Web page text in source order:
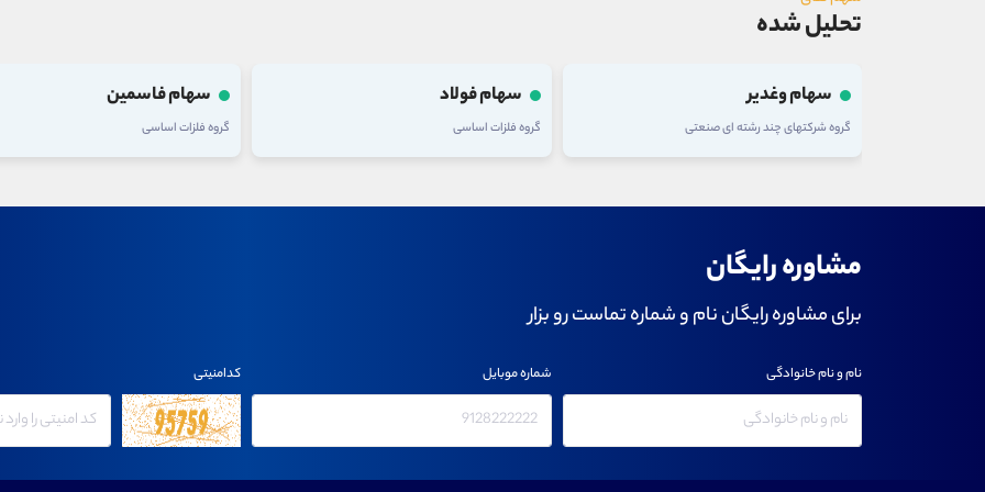
تحلیل شده
سهام وغدیر
گروه شرکتهای چند رشته ای صنعتی
سهام فولاد
گروه فلزات اساسی
سهام فاسمین
گروه فلزات اساسی
مشاوره رایگان
برای مشاوره رایگان نام و شماره تماست رو بزار
نام و نام خانوادگی شماره موبایل کدامنیتی